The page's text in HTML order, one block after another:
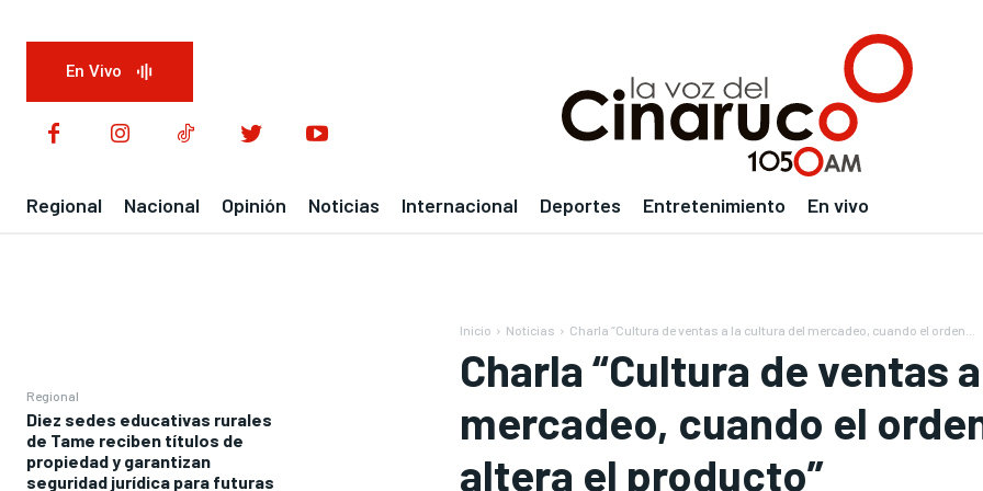
En Vivo
Regional Nacional Opinión Noticias Internacional Deportes Entretenimiento En vivo
Regional
Diez sedes educativas rurales
de Tame reciben títulos de
propiedad y garantizan
seguridad jurídica para futuras
Inicio Noticias Charla “Cultura de ventas a la cultura del mercadeo, cuando el orden...
Charla “Cultura de ventas
mercadeo, cuando el
altera el producto”